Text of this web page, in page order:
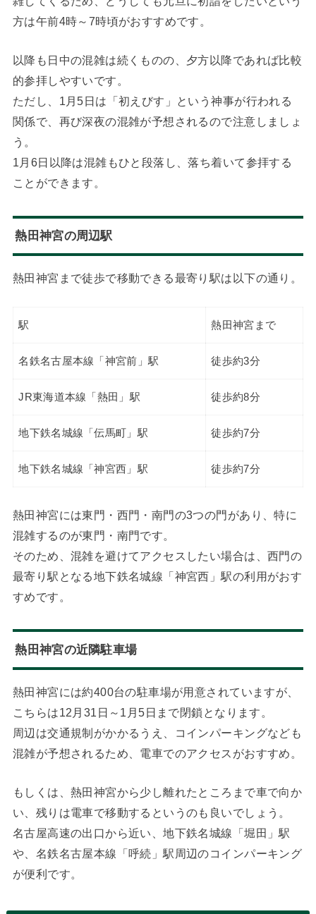
方は午前4時～7時頃がおすすめです。
以降も日中の混雑は続くものの、夕方以降であれば比較
的参拝しやすいです。
ただし、1月5日は「初えびす」という神事が行われる
関係で、再び深夜の混雑が予想されるので注意しましょ
う。
1月6日以降は混雑もひと段落し、落ち着いて参拝する
ことができます。
熱田神宮の周辺駅
熱田神宮まで徒歩で移動できる最寄り駅は以下の通り。
駅 熱田神宮まで
名鉄名古屋本線「神宮前」駅 徒歩約3分
JR東海道本線「熱田」駅 徒歩約8分
地下鉄名城線「伝馬町」駅 徒歩約7分
地下鉄名城線「神宮西」駅 徒歩約7分
熱田神宮には東門・西門・南門の3つの門があり、特に
混雑するのが東門・南門です。
そのため、混雑を避けてアクセスしたい場合は、西門の
最寄り駅となる地下鉄名城線「神宮西」駅の利用がおす
すめです。
熱田神宮の近隣駐車場
熱田神宮には約400台の駐車場が用意されていますが、
こちらは12月31日～1月5日まで閉鎖となります。
周辺は交通規制がかかるうえ、コインパーキングなども
混雑が予想されるため、電車でのアクセスがおすすめ。
もしくは、熱田神宮から少し離れたところまで車で向か
い、残りは電車で移動するというのも良いでしょう。
名古屋高速の出口から近い、地下鉄名城線「堀田」駅
や、名鉄名古屋本線「呼続」駅周辺のコインパーキング
が便利です。